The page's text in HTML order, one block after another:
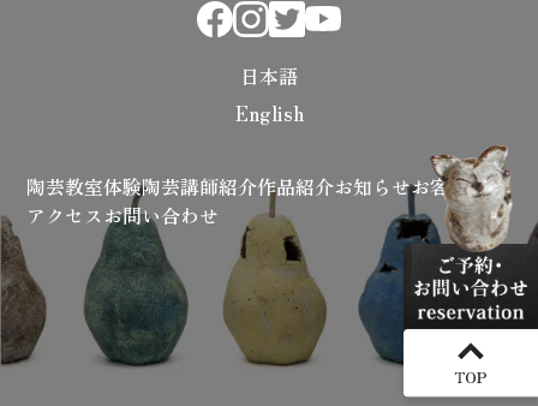
日本語
English
陶芸教室体験陶芸講師紹介作品紹介お知らせお客様の声
アクセス お問い合わせ